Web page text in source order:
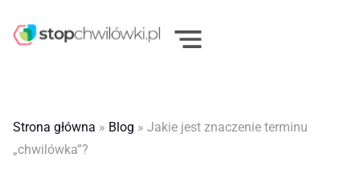
Strona główna » Blog » Jakie jest znaczenie terminu
„chwilówka”?